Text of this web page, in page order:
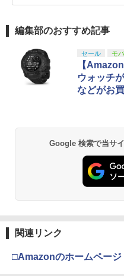
編集部のおすすめ記事
セール モ
【
ウォッチ
などがお
Google 検索で当サ
関連リンク
□Amazonのホームページ